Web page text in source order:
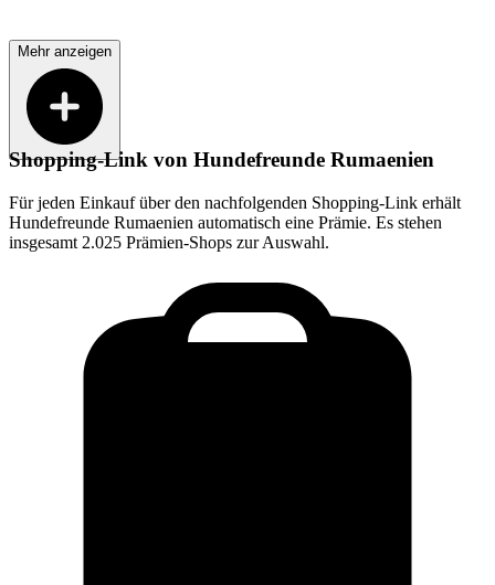
Mehr anzeigen
Shopping-Link von Hundefreunde Rumaenien
Für jeden Einkauf über den nachfolgenden Shopping-Link erhält
Hundefreunde Rumaenien automatisch eine Prämie. Es stehen
insgesamt 2.025 Prämien-Shops zur Auswahl.